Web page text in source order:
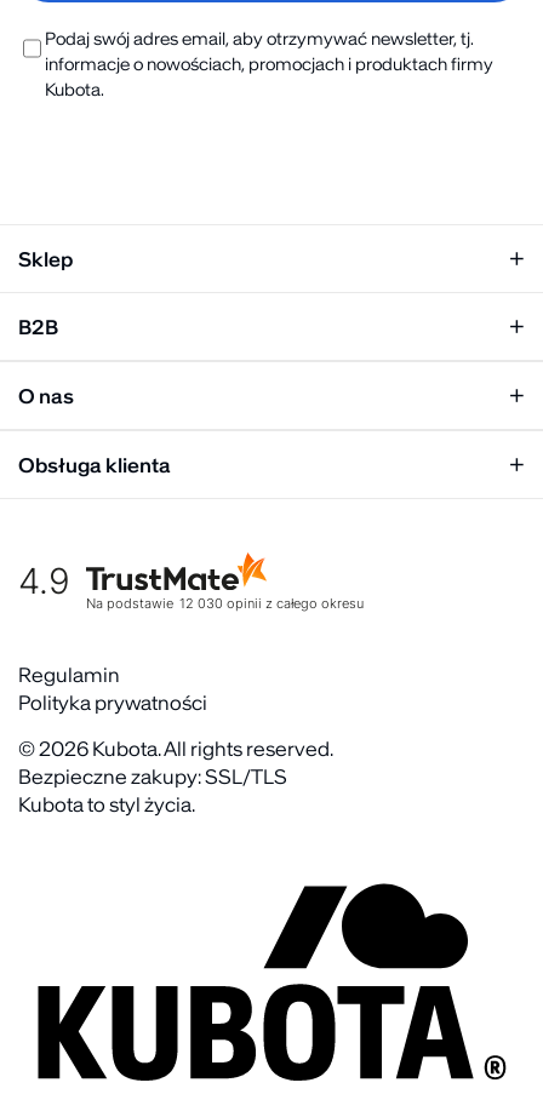
Podaj swój adres email, aby otrzymywać newsletter, tj.
informacje o nowościach, promocjach i produktach firmy
Kubota.
Sklep
Klapki męskie
Mężczyzna
B2B
Panel hurtowy
O nas
Biuro prasowe
Kultura organizacyjna
Rekrutujemy
Obsługa klienta
Warunki dostawy
Zwroty
Kontakt
FAQ
4.9
Na podstawie 12 030 opinii z całego okresu
Regulamin
Polityka prywatności
© 2026 Kubota. All rights reserved.
Bezpieczne zakupy: SSL/TLS
Kubota to styl życia.